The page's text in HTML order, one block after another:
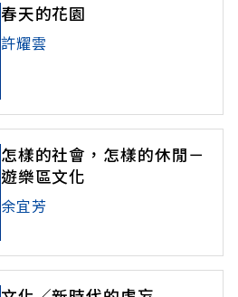
春天的花園
許耀雲
怎樣的社會，怎樣的休閒－
遊樂區文化
余宜芳